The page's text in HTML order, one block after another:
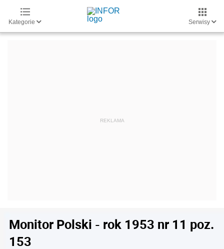
Kategorie Serwisy
Monitor Polski - rok 1953 nr 11 poz.
153